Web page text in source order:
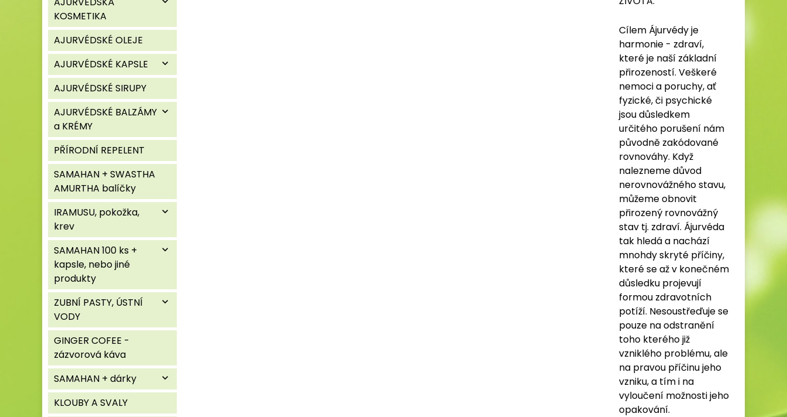
KOSMETIKA
AJURVÉDSKÉ OLEJE
AJURVÉDSKÉ KAPSLE
expand_more
AJURVÉDSKÉ SIRUPY
AJURVÉDSKÉ BALZÁMY
a KRÉMY
expand_more
PŘÍRODNÍ REPELENT
SAMAHAN + SWASTHA
AMURTHA balíčky
IRAMUSU, pokožka,
krev
expand_more
SAMAHAN 100 ks +
kapsle, nebo jiné
produkty
expand_more
ZUBNÍ PASTY, ÚSTNÍ
VODY
expand_more
GINGER COFEE -
zázvorová káva
SAMAHAN + dárky
expand_more
KLOUBY A SVALY
Cílem Ájurvédy je
harmonie - zdraví,
které je naší základní
přirozeností. Veškeré
nemoci a poruchy, ať
fyzické, či psychické
jsou důsledkem
určitého porušení nám
původně zakódované
rovnováhy. Když
nalezneme důvod
nerovnovážného stavu,
můžeme obnovit
přirozený rovnovážný
stav tj. zdraví. Ájurvéda
tak hledá a nachází
mnohdy skryté příčiny,
které se až v konečném
důsledku projevují
formou zdravotních
potíží. Nesoustřeďuje se
pouze na odstranění
toho kterého již
vzniklého problému, ale
na pravou příčinu jeho
vzniku, a tím i na
vyloučení možnosti jeho
opakování.